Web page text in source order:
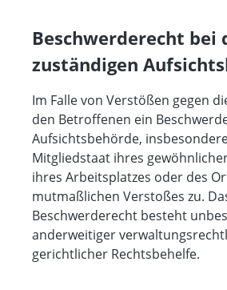
Beschwerde­recht bei
zuständigen
Im Falle von Verstößen gegen
den Betroffenen ein
Aufsichtsbehörde,
Mitgliedstaat ihres
ihres Arbeitsplatzes oder des
mutmaßlichen Verstoßes zu.
Beschwerderecht besteht
anderweitiger
gerichtlicher Rechtsbehelfe.